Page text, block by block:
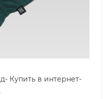
Купить в интернет-